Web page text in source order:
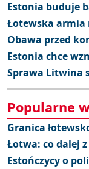
Estonia buduje
Łotewska armia
Obawa przed
Estonia chce
Sprawa Litwina
Popularne
Granica
Łotwa: co dalej
Estończycy o